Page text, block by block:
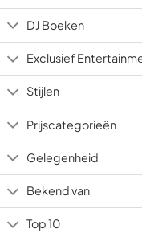
DJ Boeken
Exclusief
Stijlen
Prijscategorieën
Gelegenheid
Bekend van
Top 10